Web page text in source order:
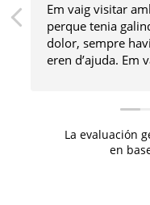
Em vaig visitar
perque tenia
dolor, sempre
eren d’ajuda. Em
La evaluación
en